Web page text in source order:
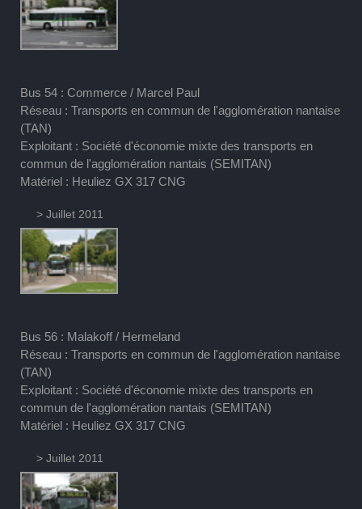
Bus 54 : Commerce / Marcel Paul
Réseau : Transports en commun de l'agglomération nantaise
(TAN)
Exploitant : Société d'économie mixte des transports en
commun de l'agglomération nantais (SEMITAN)
Matériel : Heuliez GX 317 CNG
> Juillet 2011
Bus 56 : Malakoff / Hermeland
Réseau : Transports en commun de l'agglomération nantaise
(TAN)
Exploitant : Société d'économie mixte des transports en
commun de l'agglomération nantais (SEMITAN)
Matériel : Heuliez GX 317 CNG
> Juillet 2011